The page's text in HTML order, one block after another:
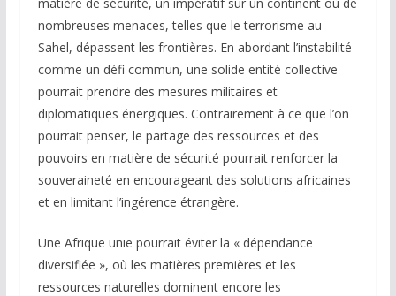
nombreuses menaces, telles que le terrorisme au
Sahel, dépassent les frontières. En abordant l’instabilité
comme un défi commun, une solide entité collective
pourrait prendre des mesures militaires et
diplomatiques énergiques. Contrairement à ce que l’on
pourrait penser, le partage des ressources et des
pouvoirs en matière de sécurité pourrait renforcer la
souveraineté en encourageant des solutions africaines
et en limitant l’ingérence étrangère.
Une Afrique unie pourrait éviter la « dépendance
diversifiée », où les matières premières et les
ressources naturelles dominent encore les